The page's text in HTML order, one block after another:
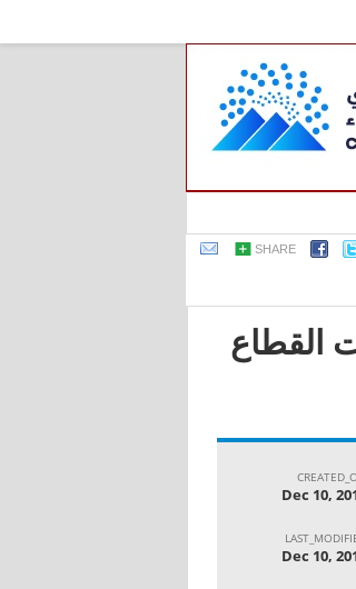
SHARE
القطاع
Dec 10,
Dec 10,